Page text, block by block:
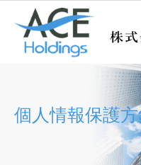
個人情報保護